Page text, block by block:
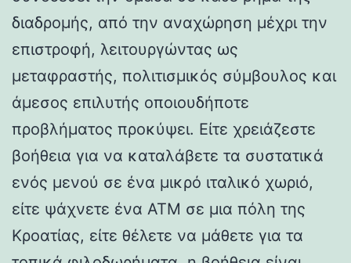
διαδρομής, από την αναχώρηση μέχρι την
επιστροφή, λειτουργώντας ως
μεταφραστής, πολιτισμικός σύμβουλος και
άμεσος επιλυτής οποιουδήποτε
προβλήματος προκύψει. Είτε χρειάζεστε
βοήθεια για να καταλάβετε τα συστατικά
ενός μενού σε ένα μικρό ιταλικό χωριό,
είτε ψάχνετε ένα ΑΤΜ σε μια πόλη της
Κροατίας, είτε θέλετε να μάθετε για τα